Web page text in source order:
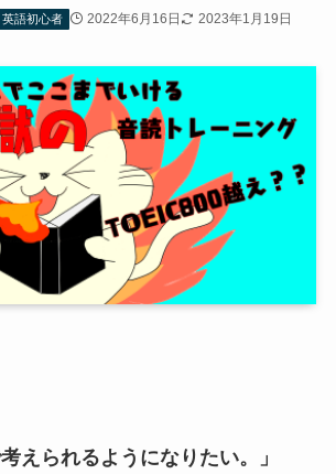
英語初心者 2022年6月16日 2023年1月19日
えられるようになりたい。」